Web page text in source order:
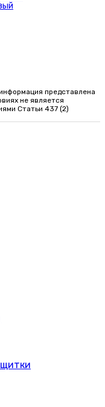
представлена
не является
Статьи 437 (2)